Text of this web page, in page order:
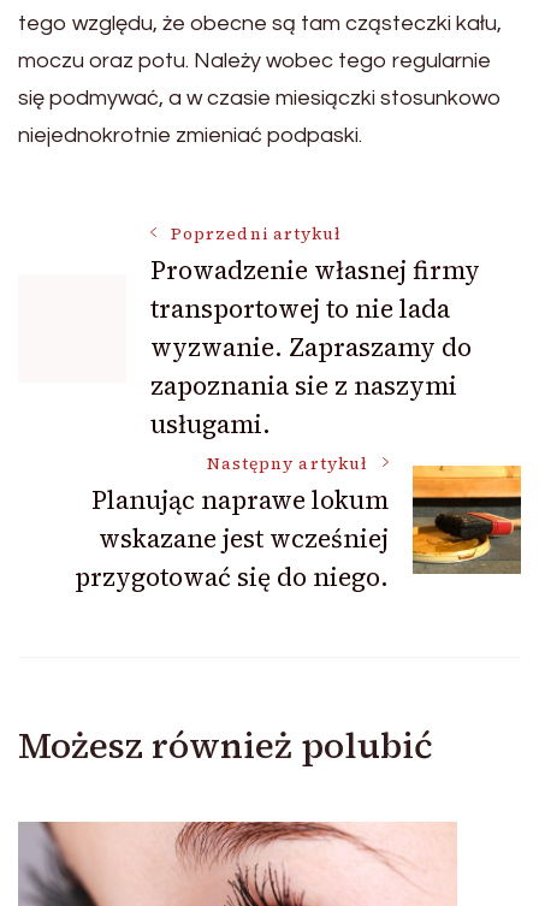
tego względu, że obecne są tam cząsteczki kału,
moczu oraz potu. Należy wobec tego regularnie
się podmywać, a w czasie miesiączki stosunkowo
niejednokrotnie zmieniać podpaski.
Nawigacja
wpisu
Poprzedni artykuł
Prowadzenie własnej firmy
transportowej to nie lada
wyzwanie. Zapraszamy do
zapoznania sie z naszymi
usługami.
Następny artykuł
Planując naprawe lokum
wskazane jest wcześniej
przygotować się do niego.
Możesz również polubić